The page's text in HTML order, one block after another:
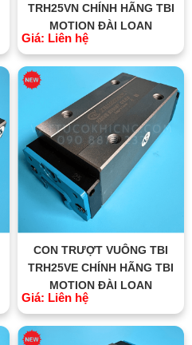
TRH25VN CHÍNH HÃNG TBI
MOTION ĐÀI LOAN
Giá: Liên hệ
CON TRƯỢT VUÔNG TBI
TRH25VE CHÍNH HÃNG TBI
MOTION ĐÀI LOAN
Giá: Liên hệ